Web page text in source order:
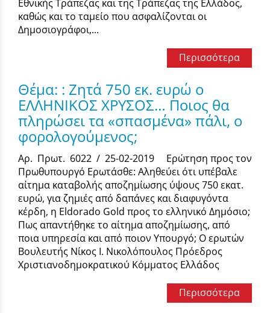
Εθνικής Τράπεζας και της Τράπεζας της Ελλάδος,
καθώς και το ταμείο που ασφαλίζονται οι
Δημοσιογράφοι,...
Περισσότερα
Θέμα: : Ζητά 750 εκ. ευρώ ο
ΕΛΛΗΝΙΚΟΣ ΧΡΥΣΟΣ… Ποιος θα
πληρώσει τα «σπασμένα» πάλι, ο
φορολογούμενος;
Αρ. Πρωτ. 6022 / 25-02-2019 Ερώτηση προς τον
Πρωθυπουργό Ερωτάσθε: Αληθεύει ότι υπέβαλε
αίτημα καταβολής αποζημίωσης ύψους 750 εκατ.
ευρώ, για ζημιές από δαπάνες και διαφυγόντα
κέρδη, η Eldorado Gold προς το ελληνικό Δημόσιο;
Πως απαντήθηκε το αίτημα αποζημίωσης, από
ποια υπηρεσία και από ποιον Υπουργό; Ο ερωτών
Βουλευτής Νίκος Ι. Νικολόπουλος Πρόεδρος
Χριστιανοδημοκρατικού Κόμματος Ελλάδος
Περισσότερα